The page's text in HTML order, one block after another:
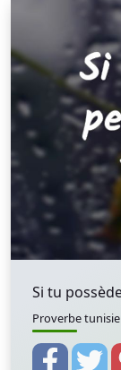
Si tu
Proverbe